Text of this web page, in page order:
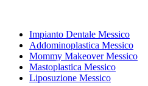
Impianto Dentale Messico
Addominoplastica Messico
Mommy Makeover Messico
Mastoplastica Messico
Liposuzione Messico